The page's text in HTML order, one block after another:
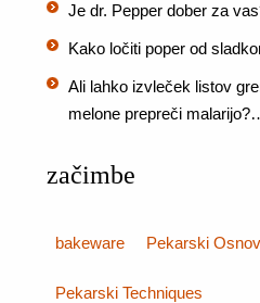
Je dr. Pepper dober za
Kako ločiti poper od
Ali lahko izvleček listov
melone prepreči
začimbe
bakeware Pekarski
Pekarski Techniques